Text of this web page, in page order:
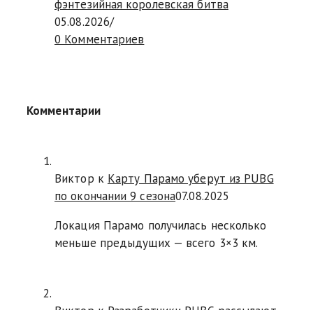
фэнтезийная королевская битва
05.08.2026/
0 Комментариев
Комментарии
Виктор к Карту Парамо уберут из PUBG
по окончании 9 сезона07.08.2025
Локация Парамо получилась несколько
меньше предыдущих — всего 3×3 км.